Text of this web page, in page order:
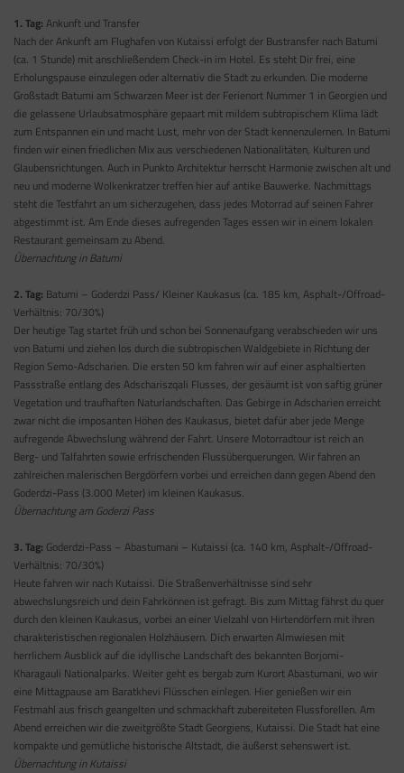
1. Tag: Ankunft und Transfer
Nach der Ankunft am Flughafen von Kutaissi erfolgt der Bustransfer nach Batumi
(ca. 1 Stunde) mit anschließendem Check-in im Hotel. Es steht Dir frei, eine
Erholungspause einzulegen oder alternativ die Stadt zu erkunden. Die moderne
Großstadt Batumi am Schwarzen Meer ist der Ferienort Nummer 1 in Georgien und
die gelassene Urlaubsatmosphäre gepaart mit mildem subtropischem Klima lädt
zum Entspannen ein und macht Lust, mehr von der Stadt kennenzulernen. In Batumi
finden wir einen friedlichen Mix aus verschiedenen Nationalitäten, Kulturen und
Glaubensrichtungen. Auch in Punkto Architektur herrscht Harmonie zwischen alt und
neu und moderne Wolkenkratzer treffen hier auf antike Bauwerke. Nachmittags
steht die Testfahrt an um sicherzugehen, dass jedes Motorrad auf seinen Fahrer
abgestimmt ist. Am Ende dieses aufregenden Tages essen wir in einem lokalen
Restaurant gemeinsam zu Abend.
Übernachtung in Batumi
2. Tag: Batumi – Goderdzi Pass/ Kleiner Kaukasus (ca. 185 km, Asphalt-/Offroad-
Verhältnis: 70/30%)
Der heutige Tag startet früh und schon bei Sonnenaufgang verabschieden wir uns
von Batumi und ziehen los durch die subtropischen Waldgebiete in Richtung der
Region Semo-Adscharien. Die ersten 50 km fahren wir auf einer asphaltierten
Passstraße entlang des Adschariszqali Flusses, der gesäumt ist von saftig grüner
Vegetation und traufhaften Naturlandschaften. Das Gebirge in Adscharien erreicht
zwar nicht die imposanten Höhen des Kaukasus, bietet dafür aber jede Menge
aufregende Abwechslung während der Fahrt. Unsere Motorradtour ist reich an
Berg- und Talfahrten sowie erfrischenden Flussüberquerungen. Wir fahren an
zahlreichen malerischen Bergdörfern vorbei und erreichen dann gegen Abend den
Goderdzi-Pass (3.000 Meter) im kleinen Kaukasus.
Übernachtung am Goderzi Pass
3. Tag: Goderdzi-Pass – Abastumani – Kutaissi (ca. 140 km, Asphalt-/Offroad-
Verhältnis: 70/30%)
Heute fahren wir nach Kutaissi. Die Straßenverhältnisse sind sehr
abwechslungsreich und dein Fahrkönnen ist gefragt. Bis zum Mittag fährst du quer
durch den kleinen Kaukasus, vorbei an einer Vielzahl von Hirtendörfern mit ihren
charakteristischen regionalen Holzhäusern. Dich erwarten Almwiesen mit
herrlichem Ausblick auf die idyllische Landschaft des bekannten Borjomi-
Kharagauli Nationalparks. Weiter geht es bergab zum Kurort Abastumani, wo wir
eine Mittagpause am Baratkhevi Flüsschen einlegen. Hier genießen wir ein
Festmahl aus frisch geangelten und schmackhaft zubereiteten Flussforellen. Am
Abend erreichen wir die zweitgrößte Stadt Georgiens, Kutaissi. Die Stadt hat eine
kompakte und gemütliche historische Altstadt, die äußerst sehenswert ist.
Übernachtung in Kutaissi